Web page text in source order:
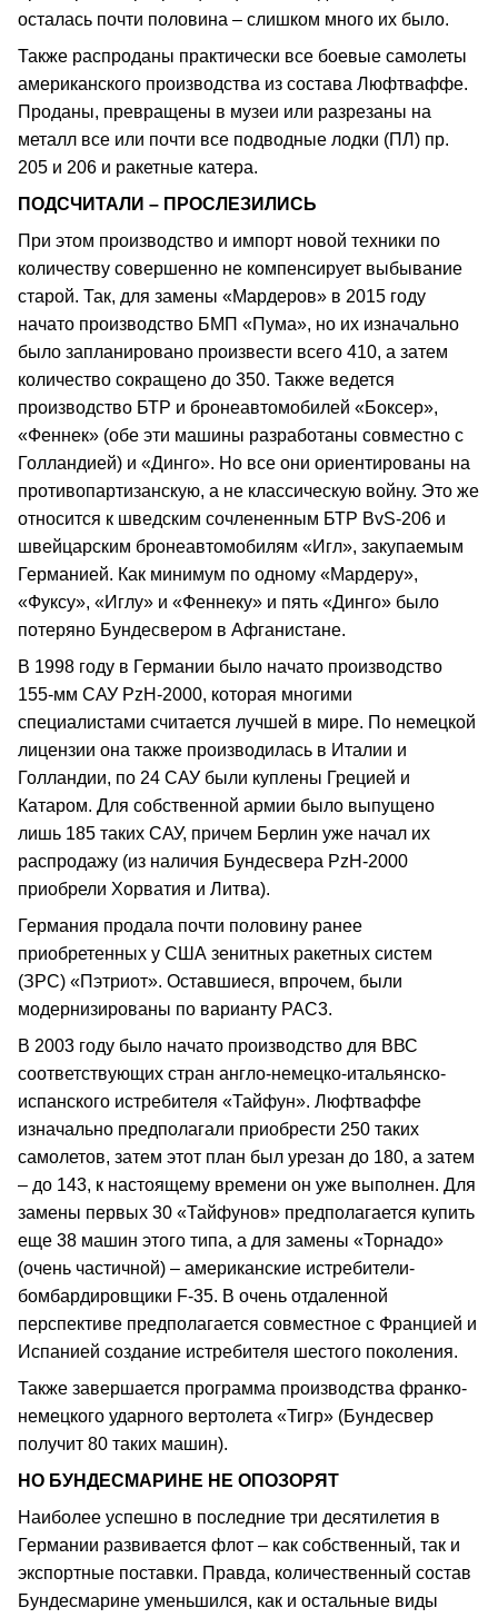
осталась почти половина – слишком много их было.
Также распроданы практически все боевые самолеты
американского производства из состава Люфтваффе.
Проданы, превращены в музеи или разрезаны на
металл все или почти все подводные лодки (ПЛ) пр.
205 и 206 и ракетные катера.
ПОДСЧИТАЛИ – ПРОСЛЕЗИЛИСЬ
При этом производство и импорт новой техники по
количеству совершенно не компенсирует выбывание
старой. Так, для замены «Мардеров» в 2015 году
начато производство БМП «Пума», но их изначально
было запланировано произвести всего 410, а затем
количество сокращено до 350. Также ведется
производство БТР и бронеавтомобилей «Боксер»,
«Феннек» (обе эти машины разработаны совместно с
Голландией) и «Динго». Но все они ориентированы на
противопартизанскую, а не классическую войну. Это же
относится к шведским сочлененным БТР BvS-206 и
швейцарским бронеавтомобилям «Игл», закупаемым
Германией. Как минимум по одному «Мардеру»,
«Фуксу», «Иглу» и «Феннеку» и пять «Динго» было
потеряно Бундесвером в Афганистане.
В 1998 году в Германии было начато производство
155-мм САУ PzH-2000, которая многими
специалистами считается лучшей в мире. По немецкой
лицензии она также производилась в Италии и
Голландии, по 24 САУ были куплены Грецией и
Катаром. Для собственной армии было выпущено
лишь 185 таких САУ, причем Берлин уже начал их
распродажу (из наличия Бундесвера PzH-2000
приобрели Хорватия и Литва).
Германия продала почти половину ранее
приобретенных у США зенитных ракетных систем
(ЗРС) «Пэтриот». Оставшиеся, впрочем, были
модернизированы по варианту РАС3.
В 2003 году было начато производство для ВВС
соответствующих стран англо-немецко-итальянско-
испанского истребителя «Тайфун». Люфтваффе
изначально предполагали приобрести 250 таких
самолетов, затем этот план был урезан до 180, а затем
– до 143, к настоящему времени он уже выполнен. Для
замены первых 30 «Тайфунов» предполагается купить
еще 38 машин этого типа, а для замены «Торнадо»
(очень частичной) – американские истребители-
бомбардировщики F-35. В очень отдаленной
перспективе предполагается совместное с Францией и
Испанией создание истребителя шестого поколения.
Также завершается программа производства франко-
немецкого ударного вертолета «Тигр» (Бундесвер
получит 80 таких машин).
НО БУНДЕСМАРИНЕ НЕ ОПОЗОРЯТ
Наиболее успешно в последние три десятилетия в
Германии развивается флот – как собственный, так и
экспортные поставки. Правда, количественный состав
Бундесмарине уменьшился, как и остальные виды